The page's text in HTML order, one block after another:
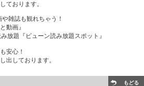
ております。
雑誌も観れちゃう！
動画』
放題『ビューン読み放題スポット』
安心！
出しております。
もどる